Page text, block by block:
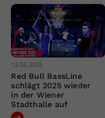
12.06.2025
Red Bull BassLine
schlägt 2025 wieder
in der Wiener
Stadthalle auf